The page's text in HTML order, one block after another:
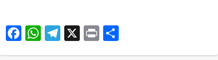
Facebook
WhatsApp
Telegram
X Print